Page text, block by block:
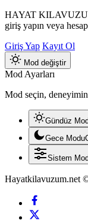
HAYAT
giriş yapın veya
Giriş Yap Kayıt Ol
Mod değiştir
Mod Ayarları
Mod seçin,
Gündüz
Gece Modu
Sistem
Hayatkilavuzum.net